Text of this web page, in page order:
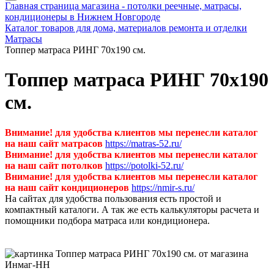
Главная страница магазина - потолки реечные, матрасы,
кондиционеры в Нижнем Новгороде
Каталог товаров для дома, материалов ремонта и отделки
Матрасы
Топпер матраса РИНГ 70х190 см.
Топпер матраса РИНГ 70х190
см.
Внимание! для удобства клиентов мы перенесли каталог
на наш сайт матрасов https://matras-52.ru/
Внимание! для удобства клиентов мы перенесли каталог
на наш сайт потолков https://potolki-52.ru/
Внимание! для удобства клиентов мы перенесли каталог
на наш сайт кондиционеров https://nmir-s.ru/
На сайтах для удобства пользования есть простой и
компактный каталоги. А так же есть калькуляторы расчета и
помощники подбора матраса или кондиционера.